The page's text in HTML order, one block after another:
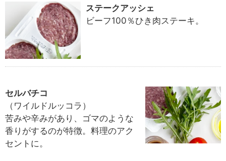
ステークアッシェ
ビーフ100％ひき肉ステーキ。
セルバチコ
（ワイルドルッコラ）
苦みや辛みがあり、ゴマのような
香りがするのが特徴。料理のアク
セントに。